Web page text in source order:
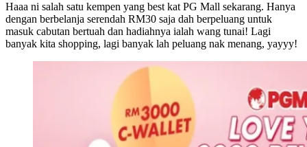
Haaa ni salah satu kempen yang best kat PG Mall sekarang. Hanya
dengan berbelanja serendah RM30 saja dah berpeluang untuk
masuk cabutan bertuah dan hadiahnya ialah wang tunai! Lagi
banyak kita shopping, lagi banyak lah peluang nak menang, yayyy!